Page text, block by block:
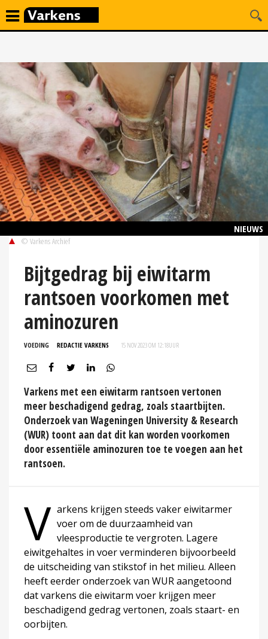
NIEUWS
© Varkens Archief
Bijtgedrag bij eiwitarm
rantsoen voorkomen met
aminozuren
VOEDING REDACTIE VARKENS 15 NOV 2023 OM 12:18UUR
Varkens met een eiwitarm rantsoen vertonen
meer beschadigend gedrag, zoals staartbijten.
Onderzoek van Wageningen University & Research
(WUR) toont aan dat dit kan worden voorkomen
door essentiële aminozuren toe te voegen aan het
rantsoen.
V arkens krijgen steeds vaker eiwitarmer
voer om de duurzaamheid van
vleesproductie te vergroten. Lagere
eiwitgehaltes in voer verminderen bijvoorbeeld
de uitscheiding van stikstof in het milieu. Alleen
heeft eerder onderzoek van WUR aangetoond
dat varkens die eiwitarm voer krijgen meer
beschadigend gedrag vertonen, zoals staart- en
oorbijten.